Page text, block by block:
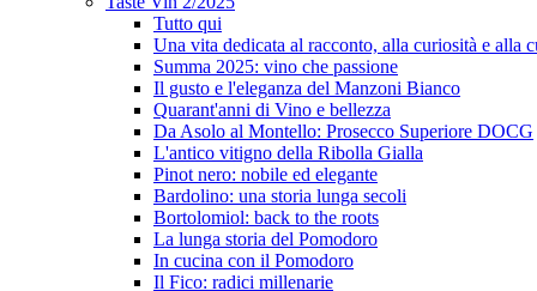
Tutto qui
Una vita dedicata al racconto, alla curiosità e alla
Summa 2025: vino che passione
Il gusto e l'eleganza del Manzoni Bianco
Quarant'anni di Vino e bellezza
Da Asolo al Montello: Prosecco Superiore DOCG
L'antico vitigno della Ribolla Gialla
Pinot nero: nobile ed elegante
Bardolino: una storia lunga secoli
Bortolomiol: back to the roots
La lunga storia del Pomodoro
In cucina con il Pomodoro
Il Fico: radici millenarie